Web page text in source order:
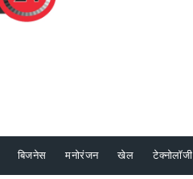
बिजनेस मनोरंजन खेल टेक्नोलॉजी